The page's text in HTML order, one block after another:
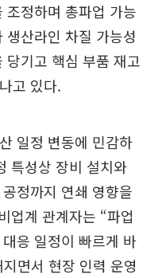
조정하며 총파업 가능
산라인 차질 가능성
당기고 핵심 부품 재고
고 있다.
일정 변동에 민감하
특성상 장비 설치와
정까지 연쇄 영향을
업계 관계자는 “파업
응 일정이 빠르게 바
면서 현장 인력 운영